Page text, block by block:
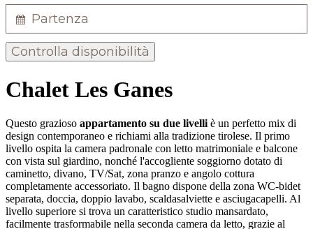
Controlla disponibilità
Chalet Les Ganes
Questo grazioso appartamento su due livelli è un perfetto mix di
design contemporaneo e richiami alla tradizione tirolese. Il primo
livello ospita la camera padronale con letto matrimoniale e balcone
con vista sul giardino, nonché l'accogliente soggiorno dotato di
caminetto, divano, TV/Sat, zona pranzo e angolo cottura
completamente accessoriato. Il bagno dispone della zona WC-bidet
separata, doccia, doppio lavabo, scaldasalviette e asciugacapelli. Al
livello superiore si trova un caratteristico studio mansardato,
facilmente trasformabile nella seconda camera da letto, grazie al